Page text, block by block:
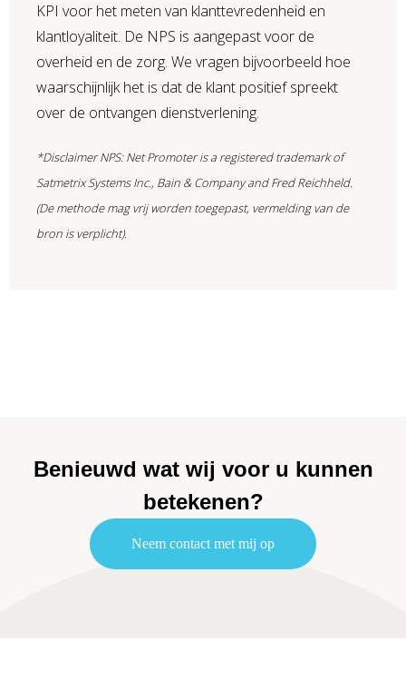
KPI voor het meten van klanttevredenheid en
klantloyaliteit. De NPS is aangepast voor de
overheid en de zorg. We vragen bijvoorbeeld hoe
waarschijnlijk het is dat de klant positief spreekt
over de ontvangen dienstverlening.
*Disclaimer NPS: Net Promoter is a registered trademark of
Satmetrix Systems Inc., Bain & Company and Fred Reichheld.
(De methode mag vrij worden toegepast, vermelding van de
bron is verplicht).
Benieuwd wat wij voor u kunnen
betekenen?
Neem contact met mij op